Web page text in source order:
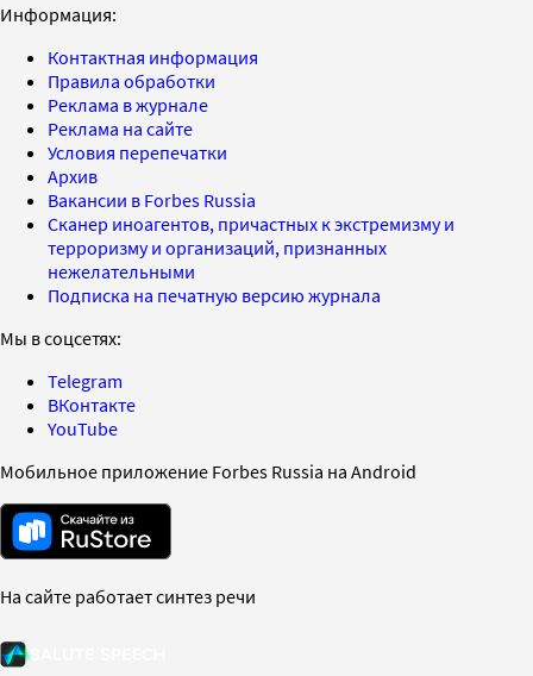
Информация:
Контактная информация
Правила обработки
Реклама в журнале
Реклама на сайте
Условия перепечатки
Архив
Вакансии в Forbes Russia
Сканер иноагентов, причастных к экстремизму и
терроризму и организаций, признанных
нежелательными
Подписка на печатную версию журнала
Мы в соцсетях:
Telegram
ВКонтакте
YouTube
Мобильное приложение Forbes Russia на Android
На сайте работает синтез речи